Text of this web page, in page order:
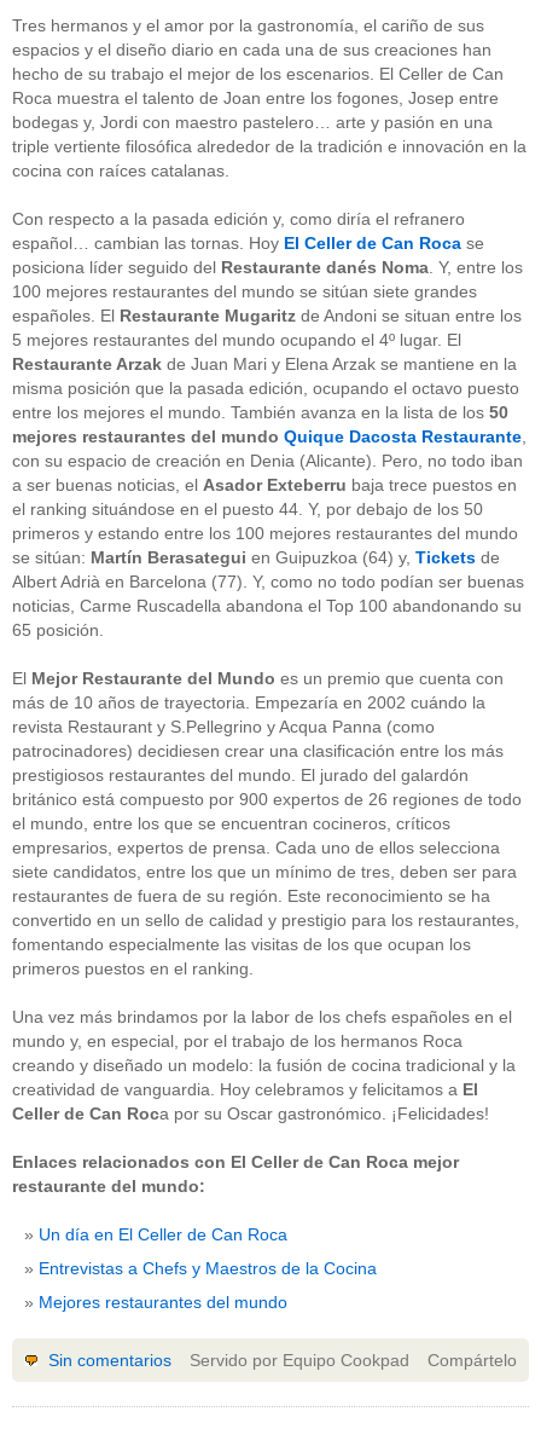
CATEGORÍAS
Alimentación
(10)
Alimentos
America
(8)
Carnes(3)
cataluña(1)
chef(2)
Chefs(59)
Cocina (38)
El Celler de Can Roca(1)
Empresas
ferran adria
(10)
formación
Gastronomía (18)
guías(13)
Italia(1)
Joan Roca (2)
Madrid(4)
México(1)
Murcia
País Vasco
quesos(3)
Restaurantes(38)
rutas de tapas(2)
Setas(1)
Tres hermanos y el amor por la gastronomía, el cariño de sus
espacios y el diseño diario en cada una de sus creaciones han
hecho de su trabajo el mejor de los escenarios. El Celler de Can
Roca muestra el talento de Joan entre los fogones, Josep entre
bodegas y, Jordi con maestro pastelero… arte y pasión en una
triple vertiente filosófica alrededor de la tradición e innovación en la
cocina con raíces catalanas.
Con respecto a la pasada edición y, como diría el refranero
español… cambian las tornas. Hoy El Celler de Can Roca se
posiciona líder seguido del Restaurante danés Noma. Y, entre los
100 mejores restaurantes del mundo se sitúan siete grandes
españoles. El Restaurante Mugaritz de Andoni se situan entre los
5 mejores restaurantes del mundo ocupando el 4º lugar. El
Restaurante Arzak de Juan Mari y Elena Arzak se mantiene en la
misma posición que la pasada edición, ocupando el octavo puesto
entre los mejores el mundo. También avanza en la lista de los 50
mejores restaurantes del mundo Quique Dacosta Restaurante,
con su espacio de creación en Denia (Alicante). Pero, no todo iban
a ser buenas noticias, el Asador Exteberru baja trece puestos en
el ranking situándose en el puesto 44. Y, por debajo de los 50
primeros y estando entre los 100 mejores restaurantes del mundo
se sitúan: Martín Berasategui en Guipuzkoa (64) y, Tickets de
Albert Adrià en Barcelona (77). Y, como no todo podían ser buenas
noticias, Carme Ruscadella abandona el Top 100 abandonando su
65 posición.
El Mejor Restaurante del Mundo es un premio que cuenta con
más de 10 años de trayectoria. Empezaría en 2002 cuándo la
revista Restaurant y S.Pellegrino y Acqua Panna (como
patrocinadores) decidiesen crear una clasificación entre los más
prestigiosos restaurantes del mundo. El jurado del galardón
británico está compuesto por 900 expertos de 26 regiones de todo
el mundo, entre los que se encuentran cocineros, críticos
empresarios, expertos de prensa. Cada uno de ellos selecciona
siete candidatos, entre los que un mínimo de tres, deben ser para
restaurantes de fuera de su región. Este reconocimiento se ha
convertido en un sello de calidad y prestigio para los restaurantes,
fomentando especialmente las visitas de los que ocupan los
primeros puestos en el ranking.
Una vez más brindamos por la labor de los chefs españoles en el
mundo y, en especial, por el trabajo de los hermanos Roca
creando y diseñado un modelo: la fusión de cocina tradicional y la
creatividad de vanguardia. Hoy celebramos y felicitamos a El
Celler de Can Roca por su Oscar gastronómico. ¡Felicidades!
Enlaces relacionados con El Celler de Can Roca mejor
restaurante del mundo:
Un día en El Celler de Can Roca
Entrevistas a Chefs y Maestros de la Cocina
Mejores restaurantes del mundo
Servido por Equipo Cookpad
Sin comentarios Compártelo